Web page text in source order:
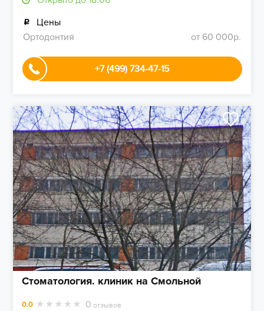
Цены
Ортодонтия
от 60 000р.
+7 (499) 734-47-15
Стоматология. клиник на Смольной
0.0 0 отзывов